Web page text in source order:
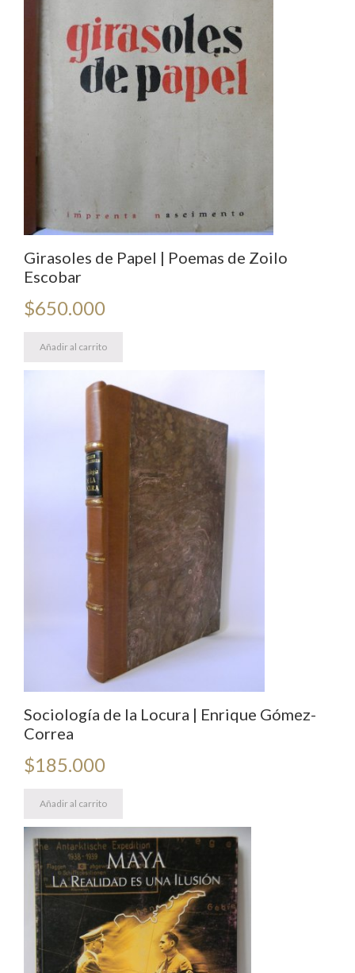
cantidad
Girasoles de Papel | Poemas de Zoilo
Escobar
$650.000
Añadir al carrito
Sociología de la Locura | Enrique Gómez-
Correa
$185.000
Añadir al carrito